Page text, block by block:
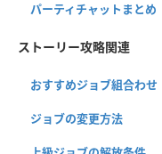
パーティチャットまとめ
ストーリー攻略関連
おすすめジョブ組合わせ
ジョブの変更方法